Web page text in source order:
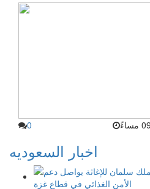
0
اخبار السعوديه